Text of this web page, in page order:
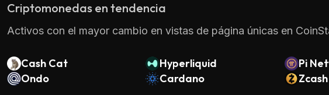
Criptomonedas en tendencia
Activos con el mayor cambio en vistas de página únicas en
Cash Cat Hyperliquid Pi
Ondo
Cardano Zcash